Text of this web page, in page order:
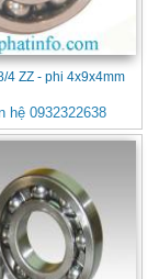
4 ZZ - phi 4x9x4mm
hệ 0932322638